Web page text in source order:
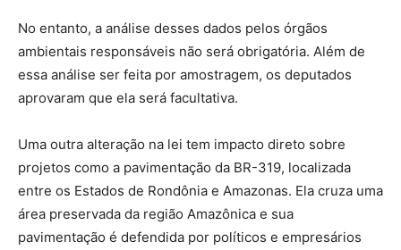
No entanto, a análise desses dados pelos órgãos
ambientais responsáveis não será obrigatória. Além de
essa análise ser feita por amostragem, os deputados
aprovaram que ela será facultativa.
Uma outra alteração na lei tem impacto direto sobre
projetos como a pavimentação da BR-319, localizada
entre os Estados de Rondônia e Amazonas. Ela cruza uma
área preservada da região Amazônica e sua
pavimentação é defendida por políticos e empresários